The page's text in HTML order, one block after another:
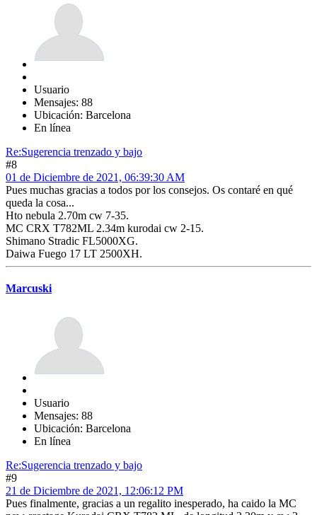
Usuario
Mensajes: 88
Ubicación: Barcelona
En línea
Re:Sugerencia trenzado y bajo
#8
01 de Diciembre de 2021, 06:39:30 AM
Pues muchas gracias a todos por los consejos. Os contaré en qué
queda la cosa...
Hto nebula 2.70m cw 7-35.
MC CRX T782ML 2.34m kurodai cw 2-15.
Shimano Stradic FL5000XG.
Daiwa Fuego 17 LT 2500XH.
Marcuski
Usuario
Mensajes: 88
Ubicación: Barcelona
En línea
Re:Sugerencia trenzado y bajo
#9
21 de Diciembre de 2021, 12:06:12 PM
Pues finalmente, gracias a un regalito inesperado, ha caido la MC